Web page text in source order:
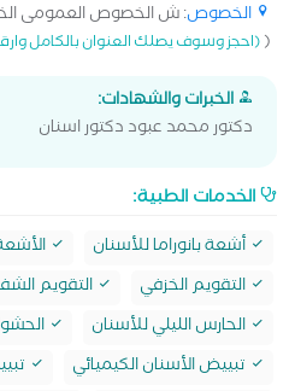
الخصوص: ش الخصوص العمومى
((احجز وسوف يصلك العنوان بالكامل
الخبرات والشهادات:
دكتور محمد عبود دكتور اسنان
الخدمات الطبية:
أشعة بانوراما للأسنان
التقويم الخزفي
التقويم
الحارس الليلي للأسنان
تبييض الأسنان الكيميائي